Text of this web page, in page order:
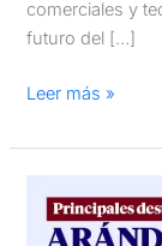
comerciales y
futuro del […]
Leer más »
destinos